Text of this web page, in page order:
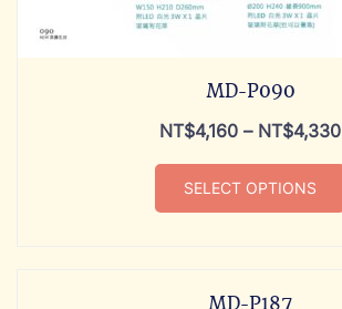
MD-P090
NT$4,160 – NT$4,330
SELECT OPTIONS
MD-P187